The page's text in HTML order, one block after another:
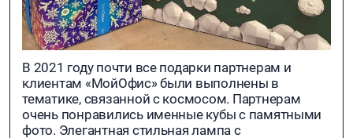
В 2021 году почти все подарки партнерам и
клиентам «МойОфис» были выполнены в
тематике, связанной с космосом. Партнерам
очень понравились именные кубы с памятными
фото. Элегантная стильная лампа с